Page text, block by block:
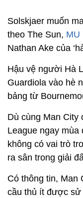
Solskjaer muốn
theo The Sun, MU
Nathan Ake của
Hậu vệ người Hà
Guardiola vào hè
bảng từ
Dù cùng Man City
League ngay mùa
không có vai trò
ra sân trong giải
Có thông tin, Man
cầu thủ ít được sử